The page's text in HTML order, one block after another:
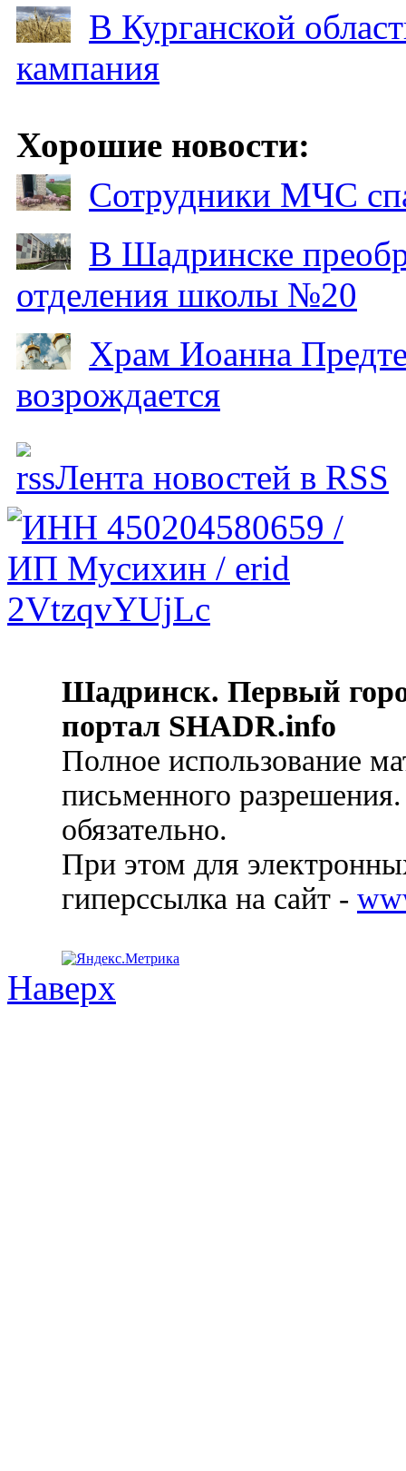
В Курганской
кампания
Хорошие новости:
Сотрудники МЧС
В Шадринске
отделения школы №20
Храм Иоанна
возрождается
Лента новостей в RSS
Шадринск. Первый
портал SHADR.info
Полное использование
письменного
обязательно.
При этом для
гиперссылка на сайт -
Наверх